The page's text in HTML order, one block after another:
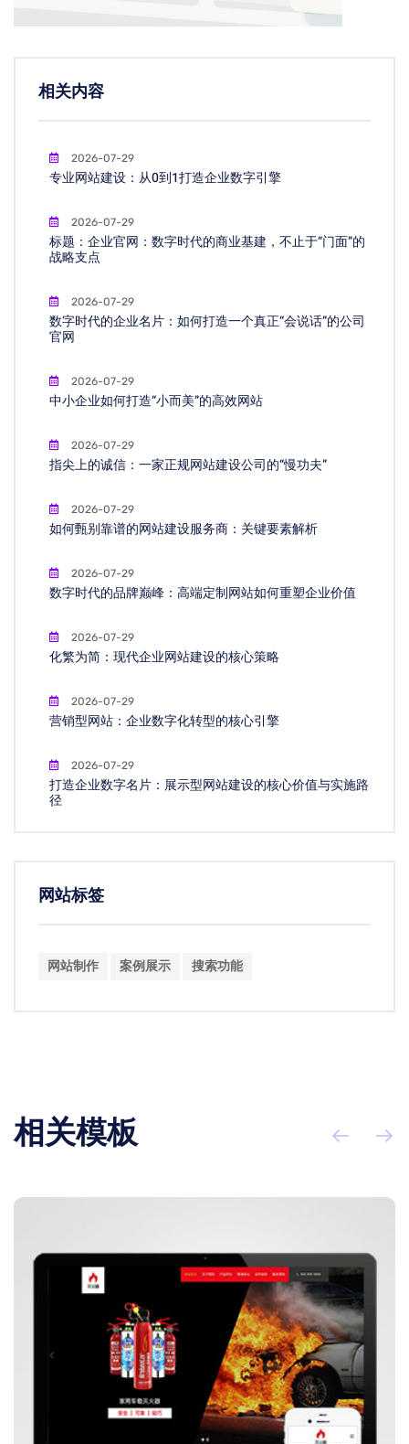
相关内容
2026-07-29
专业网站建设：从0到1打造企业数字引擎
2026-07-29
标题：企业官网：数字时代的商业基建，不止于“门面”的
战略支点
2026-07-29
数字时代的企业名片：如何打造一个真正“会说话”的公司
官网
2026-07-29
中小企业如何打造“小而美”的高效网站
2026-07-29
指尖上的诚信：一家正规网站建设公司的“慢功夫”
2026-07-29
如何甄别靠谱的网站建设服务商：关键要素解析
2026-07-29
数字时代的品牌巅峰：高端定制网站如何重塑企业价值
2026-07-29
化繁为简：现代企业网站建设的核心策略
2026-07-29
营销型网站：企业数字化转型的核心引擎
2026-07-29
打造企业数字名片：展示型网站建设的核心价值与实施路
径
网站标签
网站制作 案例展示 搜索功能
相关模板